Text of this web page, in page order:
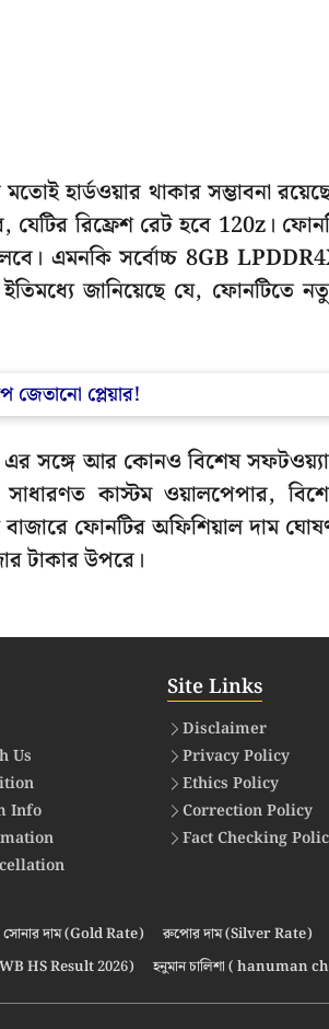
হার্ডওয়ার থাকার সম্ভাবনা
রিফ্রেশ রেট হবে 120z।
এমনকি সর্বোচ্চ 8GB
জানিয়েছে যে, ফোনটিতে
জেতানো প্লেয়ার!
এর সঙ্গে আর কোনও বিশেষ
সাধারণত কাস্টম ওয়ালপেপার,
ফোনটির অফিশিয়াল দাম
টাকার উপরে।
Us
Info
Site Links
Disclaimer
Privacy Policy
Ethics Policy
Correction Policy
Fact Checking
সোনার দাম (Gold Rate)
রুপোর দাম (Silver Rate)
WB HS Result 2026) হনুমান চালিশা ( hanuman